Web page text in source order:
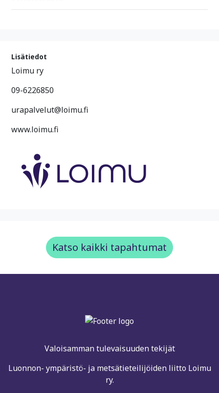
Lisätiedot
Loimu ry
09-6226850
urapalvelut@loimu.fi
www.loimu.fi
Katso kaikki tapahtumat
Valoisamman tulevaisuuden tekijät
Luonnon- ympäristö- ja metsätieteilijöiden liitto Loimu
ry.